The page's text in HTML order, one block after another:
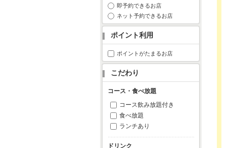
5
6 7 8
12
13 14 15 16
19
20 21 22
26
27 28 29 30 31
即予約できるお店
ネット予約できるお店
ポイント利用
ポイントがたまるお店
こだわり
コース・食べ放題
コース飲み放題付き
食べ放題
ランチあり
ドリンク